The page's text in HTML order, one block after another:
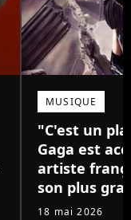
MUSIQUE
"C'est un
Gaga est
artiste
son plus
18 mai 2026